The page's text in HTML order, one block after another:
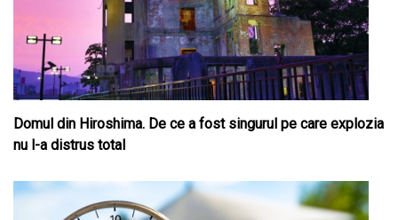
Domul din Hiroshima. De ce a fost singurul pe care explozia
nu l-a distrus total